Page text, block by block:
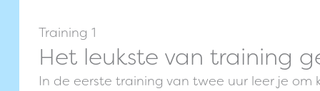
Training 1
Het leukste van training
In de eerste training van twee uur leer je